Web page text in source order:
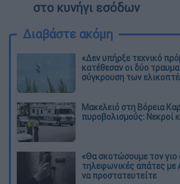
στο κυνήγι εσόδων
Διαβάστε ακόμη
«Δεν υπήρξε τεχνικό
κατέθεσαν οι δύο
σύγκρουση των
Μακελειό στη Βόρεια
πυροβολισμούς: Νεκροί
«Θα σκοτώσουμε τον γιο
τηλεφωνικές απάτες
να προστατευτείτε